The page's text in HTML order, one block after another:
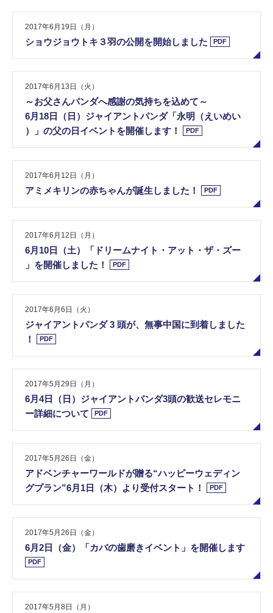
2017年6月19日（月）
シ​ョ​ウ​ジ​ョ​ウ​ト​キ​３​羽​の​公​開​を​開​始​し​ま​し​た PDF
2017年6月13日（火）
～​お​父​さ​ん​パ​ン​ダ​へ​感​謝​の​気​持​ち​を​込​め​て​～
​6​月​1​8​日​（​日​）​ジ​ャ​イ​ア​ン​ト​パ​ン​ダ​「​永​明​（​え​い​め​い​
）​」​の​父​の​日​イ​ベ​ン​ト​を​開​催​し​ま​す​！
PDF
2017年6月12日（月）
ア​ミ​メ​キ​リ​ン​の​赤​ち​ゃ​ん​が​誕​生​し​ま​し​た​！ PDF
2017年6月12日（月）
6​月​1​0​日​（​土​）​「​ド​リ​ー​ム​ナ​イ​ト​・​ア​ッ​ト​・​ザ​・​ズ​ー​
」​を​開​催​し​ま​し​た​！
PDF
2017年6月6日（火）
ジ​ャ​イ​ア​ン​ト​パ​ン​ダ​ ​3​ ​頭​が​、​無​事​中​国​に​到​着​し​ま​し​た​
！
PDF
2017年5月29日（月）
6​月​4​日​（​日​）​ジ​ャ​イ​ア​ン​ト​パ​ン​ダ​3​頭​の​歓​送​セ​レ​モ​ニ​
ー​詳​細​に​つ​い​て
PDF
2017年5月26日（金）
ア​ド​ベ​ン​チ​ャ​ー​ワ​ー​ル​ド​が​贈​る​“​ハ​ッ​ピ​ー​ウ​ェ​デ​ィ​ン​
グ​プ​ラ​ン​”​6​月​1​日​（​木​）​よ​り​受​付​ス​タ​ー​ト​！
PDF
2017年5月26日（金）
6​月​2​日​（​金​）​「​カ​バ​の​歯​磨​き​イ​ベ​ン​ト​」​を​開​催​し​ま​す
PDF
2017年5月8日（月）